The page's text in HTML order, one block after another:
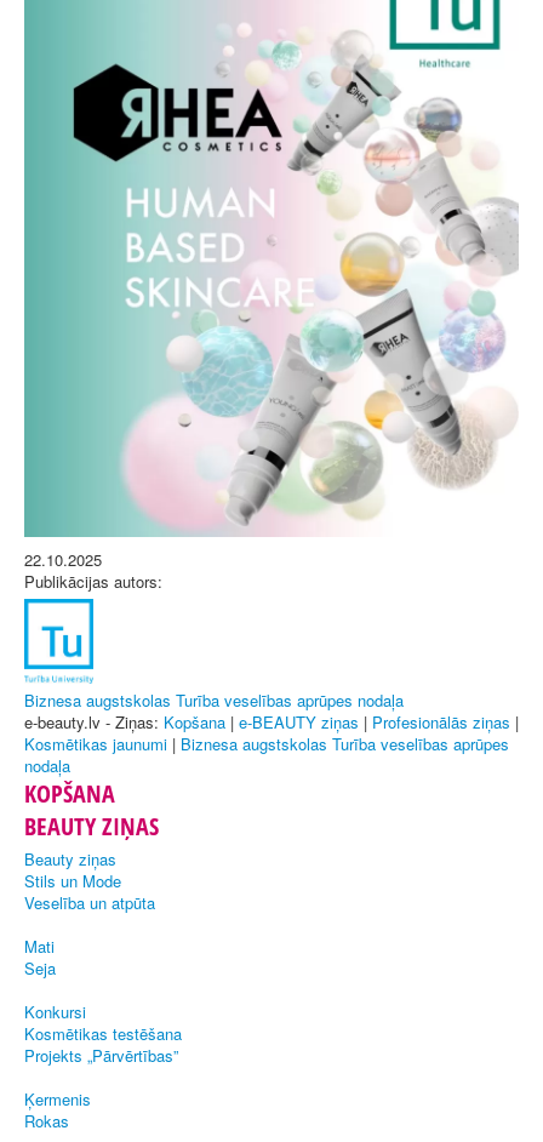
22.10.2025
Publikācijas autors:
Biznesa augstskolas Turība veselības aprūpes nodaļa
e-beauty.lv - Ziņas: Kopšana | e-BEAUTY ziņas | Profesionālās ziņas |
Kosmētikas jaunumi | Biznesa augstskolas Turība veselības aprūpes
nodaļa
KOPŠANA
BEAUTY ZIŅAS
Beauty ziņas
Stils un Mode
Veselība un atpūta
Mati
Seja
Konkursi
Kosmētikas testēšana
Projekts „Pārvērtības”
Ķermenis
Rokas